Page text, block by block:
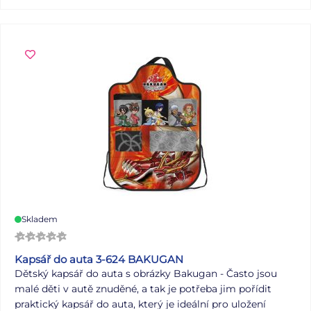
Skladem
Kapsář do auta 3-624 BAKUGAN
Dětský kapsář do auta s obrázky Bakugan - Často jsou
malé děti v autě znuděné, a tak je potřeba jim pořídit
praktický kapsář do auta, který je ideální pro uložení